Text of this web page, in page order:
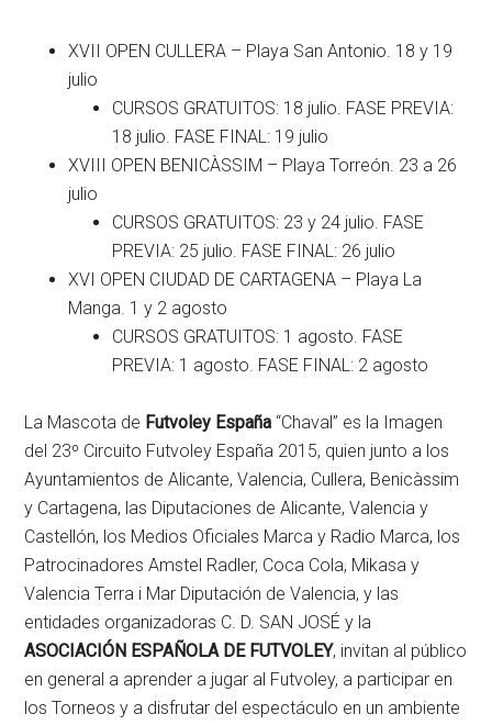
XVII OPEN CULLERA – Playa San Antonio. 18 y 19
julio
CURSOS GRATUITOS: 18 julio. FASE PREVIA:
18 julio. FASE FINAL: 19 julio
XVIII OPEN BENICÀSSIM – Playa Torreón. 23 a 26
julio
CURSOS GRATUITOS: 23 y 24 julio. FASE
PREVIA: 25 julio. FASE FINAL: 26 julio
XVI OPEN CIUDAD DE CARTAGENA – Playa La
Manga. 1 y 2 agosto
CURSOS GRATUITOS: 1 agosto. FASE
PREVIA: 1 agosto. FASE FINAL: 2 agosto
La Mascota de Futvoley España “Chaval” es la Imagen
del 23º Circuito Futvoley España 2015, quien junto a los
Ayuntamientos de Alicante, Valencia, Cullera, Benicàssim
y Cartagena, las Diputaciones de Alicante, Valencia y
Castellón, los Medios Oficiales Marca y Radio Marca, los
Patrocinadores Amstel Radler, Coca Cola, Mikasa y
Valencia Terra i Mar Diputación de Valencia, y las
entidades organizadoras C. D. SAN JOSÉ y la
ASOCIACIÓN ESPAÑOLA DE FUTVOLEY, invitan al público
en general a aprender a jugar al Futvoley, a participar en
los Torneos y a disfrutar del espectáculo en un ambiente